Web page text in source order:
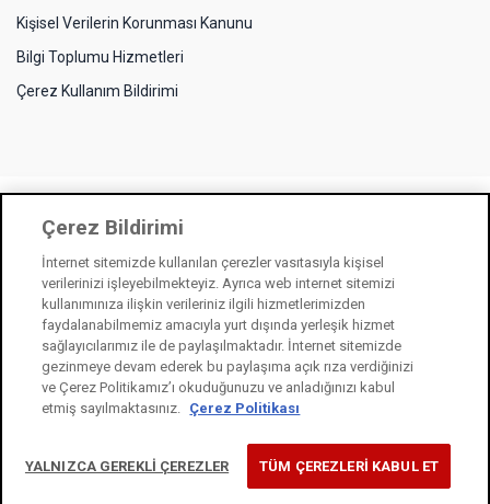
Kişisel Verilerin Korunması Kanunu
Bilgi Toplumu Hizmetleri
Çerez Kullanım Bildirimi
Çerez Bildirimi
İnternet sitemizde kullanılan çerezler vasıtasıyla kişisel
verilerinizi işleyebilmekteyiz. Ayrıca web internet sitemizi
kullanımınıza ilişkin verileriniz ilgili hizmetlerimizden
faydalanabilmemiz amacıyla yurt dışında yerleşik hizmet
sağlayıcılarımız ile de paylaşılmaktadır. İnternet sitemizde
gezinmeye devam ederek bu paylaşıma açık rıza verdiğinizi
ve Çerez Politikamız’ı okuduğunuzu ve anladığınızı kabul
etmiş sayılmaktasınız. Çerez Politikası
YALNIZCA GEREKLİ ÇEREZLER TÜM ÇEREZLERİ KABUL ET